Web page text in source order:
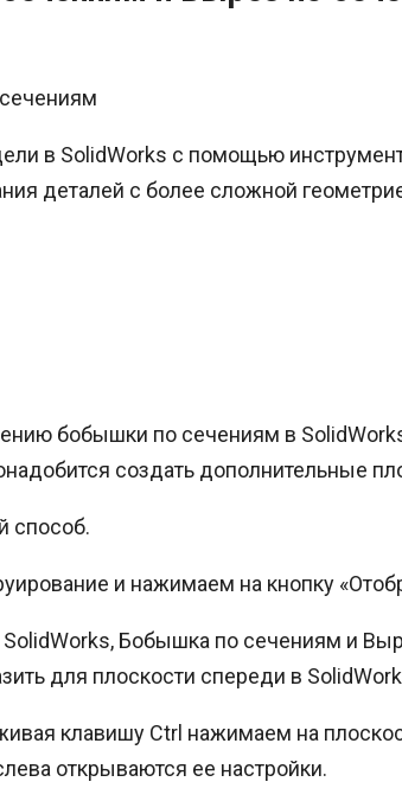
в SolidWorks с помощью
деталей с более сложной
бобышки по сечениям в
создать дополнительные
способ.
и нажимаем на кнопку
для плоскости спереди в
клавишу Ctrl нажимаем на
открываются ее настройки.